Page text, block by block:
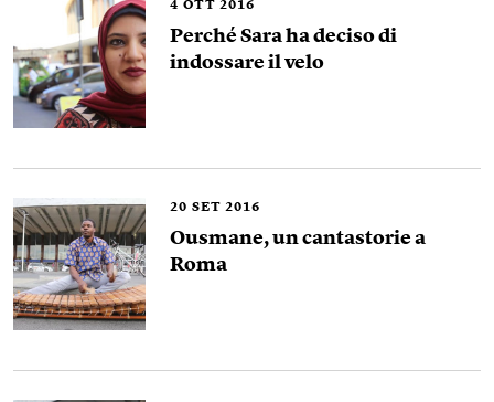
4 OTT 2016
Perché Sara ha deciso di
indossare il velo
20 SET 2016
Ousmane, un cantastorie a
Roma